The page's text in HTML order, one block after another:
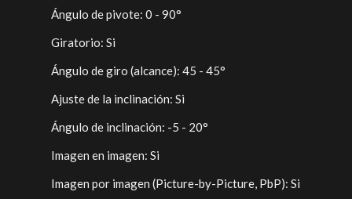
Ángulo de pivote: 0 - 90°
Giratorio: Si
Ángulo de giro (alcance): 45 - 45°
Ajuste de la inclinación: Si
Ángulo de inclinación: -5 - 20°
Imagen en imagen: Si
Imagen por imagen (Picture-by-Picture, PbP): Si